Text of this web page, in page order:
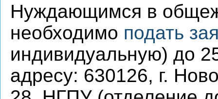
Нуждающимся в
необходимо подать
индивидуальную) до
адресу: 630126, г.